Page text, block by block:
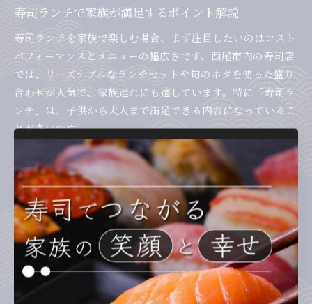
寿司ランチで家族が満足するポイント解説
寿司ランチを家族で楽しむ場合、まず注目したいのはコスト
パフォーマンスとメニューの幅広さです。西尾市内の寿司店
では、リーズナブルなランチセットや旬のネタを使った盛り
合わせが人気で、家族連れにも適しています。特に「寿司ラ
ンチ」は、子供から大人まで満足できる内容になっているこ
とが多いです。
さらに、ランチタイムは混雑しやすいため、事前に「営業時
間」や「メニュー」を店舗の公式サイトで確認し、予約や問
い合わせを行うのがおすすめです。家族でシェアしやすい大
皿や、食べやすい一口サイズの寿司が用意されている店舗を
選ぶと、一人ひとりが好きなネタを楽しめる点もポイントで
す。
寿司愛知県西尾市で子連れに優しい工夫とは